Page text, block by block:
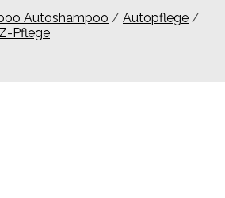
Autoshampoo / Autopflege /
Pflege